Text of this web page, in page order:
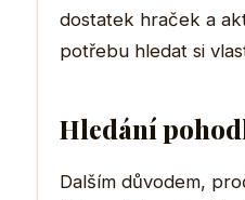
dostatek hraček a
potřebu hledat si
Hledání
Dalším důvodem,